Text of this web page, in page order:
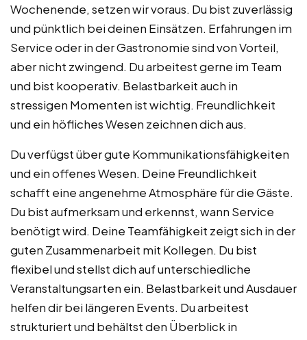
Wochenende, setzen wir voraus. Du bist zuverlässig
und pünktlich bei deinen Einsätzen. Erfahrungen im
Service oder in der Gastronomie sind von Vorteil,
aber nicht zwingend. Du arbeitest gerne im Team
und bist kooperativ. Belastbarkeit auch in
stressigen Momenten ist wichtig. Freundlichkeit
und ein höfliches Wesen zeichnen dich aus.
Du verfügst über gute Kommunikationsfähigkeiten
und ein offenes Wesen. Deine Freundlichkeit
schafft eine angenehme Atmosphäre für die Gäste.
Du bist aufmerksam und erkennst, wann Service
benötigt wird. Deine Teamfähigkeit zeigt sich in der
guten Zusammenarbeit mit Kollegen. Du bist
flexibel und stellst dich auf unterschiedliche
Veranstaltungsarten ein. Belastbarkeit und Ausdauer
helfen dir bei längeren Events. Du arbeitest
strukturiert und behältst den Überblick in